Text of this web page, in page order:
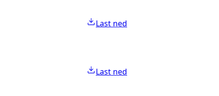
Last ned
Last ned